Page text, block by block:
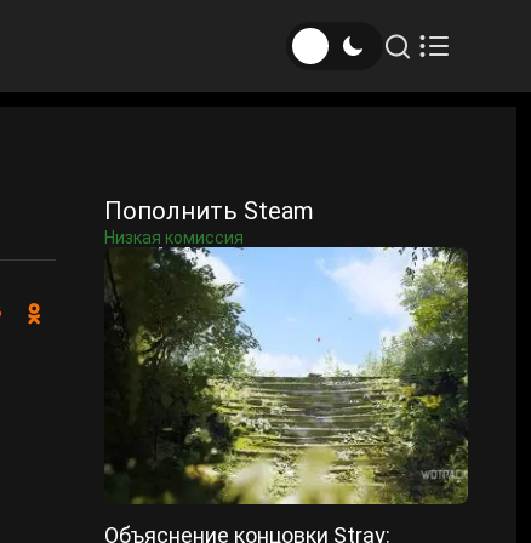
Пополнить Steam
Низкая комиссия
Объяснение концовки Stray: